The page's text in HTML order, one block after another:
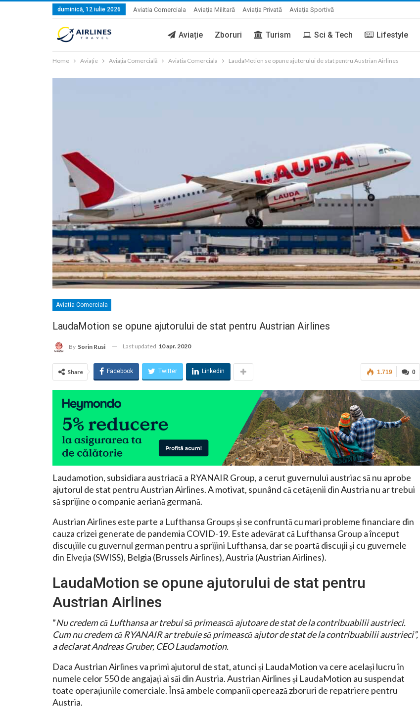
duminică, 12 iulie 2026 Aviatia Comerciala Aviația Militară Aviația Privată Aviația Sportivă
Aviație Zboruri Turism Sci & Tech Lifestyle
Home Aviație Aviația Comercială Aviatia Comerciala LaudaMotion se opune ajutorului de stat pentru Austrian Airlines
Aviatia Comerciala
LaudaMotion se opune ajutorului de stat pentru Austrian Airlines
By Sorin Rusi Last updated 10 apr. 2020
0
1.719
Share Facebook Twitter Linkedin
Laudamotion, subsidiara austriacă a RYANAIR Group, a cerut guvernului austriac să nu aprobe
ajutorul de stat pentru Austrian Airlines. A motivat, spunând că cetățenii din Austria nu ar trebui
să sprijine o companie aeriană germană.
Austrian Airlines este parte a Lufthansa Groups și se confruntă cu mari probleme financiare din
cauza crizei generate de pandemia COVID-19. Este adevărat că Lufthansa Group a început
discuțiile cu guvernul german pentru a sprijini Lufthansa, dar se poartă discuții și cu guvernele
din Elveția (SWISS), Belgia (Brussels Airlines), Austria (Austrian Airlines).
LaudaMotion se opune ajutorului de stat pentru
Austrian Airlines
”Nu credem că Lufthansa ar trebui să primească ajutoare de stat de la contribuabilii austrieci.
Cum nu credem că RYANAIR ar trebuie să primească ajutor de stat de la contribuabilii austrieci”,
a declarat Andreas Gruber, CEO Laudamotion.
Daca Austrian Airlines va primi ajutorul de stat, atunci și LaudaMotion va cere același lucru în
numele celor 550 de angajați ai săi din Austria. Austrian Airlines și LaudaMotion au suspendat
toate operațiunile comerciale. Însă ambele companii operează zboruri de repatriere pentru
Austria.